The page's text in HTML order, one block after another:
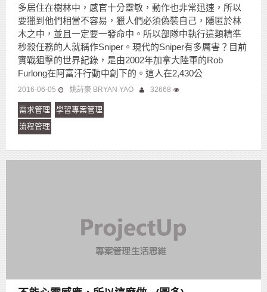
多居住在樹林中，感官十分靈敏，動作也非常迅速，所以
要獵到他們相當不容易，獵人們必須偽裝自己，隱匿於林
木之中，並且一定要一發命中。所以部隊中執行這類精準
秒殺任務的人就稱作Sniper。現代的Sniper有多厲害？目前
實戰狙擊的世界紀錄，是由2002年加拿大陸軍的Rob
Furlong在阿富汗行動中創下的。這人在2,430公
2016-06-05 姚詩豪 BRYAN YAO 32668
需求管理
學習專案管理
流程管理